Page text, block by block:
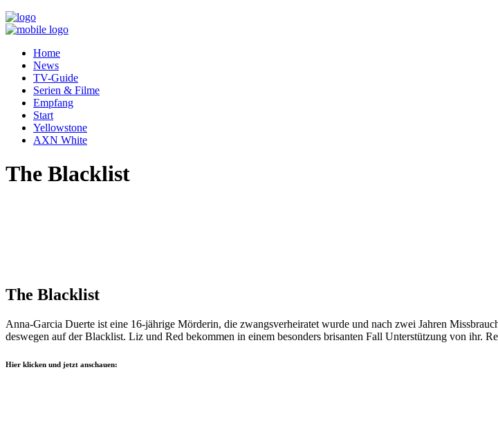
Home
News
TV-Guide
Serien & Filme
Empfang
Start
Yellowstone
AXN White
The Blacklist
The Blacklist
Anna-Garcia Duerte ist eine 16-jährige Mörderin, die zwangsverheiratet wurde und nach zwei Jahren
deswegen auf der Blacklist. Liz und Red bekommen in einem besonders brisanten Fall Unterstützung von ihr.
Hier klicken und jetzt anschauen: